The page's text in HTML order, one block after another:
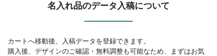
名入れ品のデータ入稿について
カートへ移動後、入稿データを登録できます。
購入後、デザインのご確認・無料調整も可能なため、まずはお気